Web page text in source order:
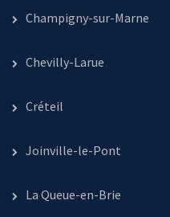
Champigny-sur-Marne
Chevilly-Larue
Créteil
Joinville-le-Pont
La Queue-en-Brie